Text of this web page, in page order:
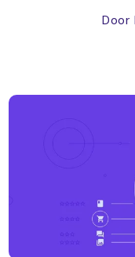
Door